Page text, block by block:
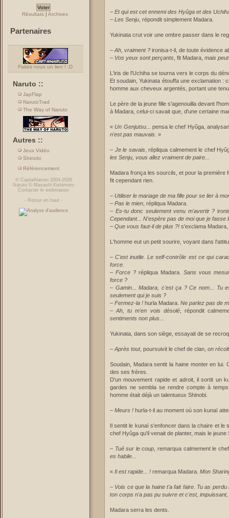
Résultats| Archives
Partenaires
Faites nous un lien ! :D
Naruto ::
JapFlap
NarutoTrad
The Way of Naruto
Autres ::
Jeux Vidéo
Shinobi
Référencement
© CaptaiNaruto2004-2026
Naruto © Masashi Kishimoto
Contacter le webmaster
- Retour en haut -
– Et qui est cet ennemi des Hyûga et des
– Les Senju , répondit simplement Madara.
Yukinata crut voir une ombre passer dans le
– Ah, vraiment ? ironisa-t-il, de toute évidence
– Vos yeux sont perçants , fit Madara, mais
L'iris de l'Uchiha se tourna vers le corps du
Et soudain, Yukinata étouffa une exclamation :
homme aux cheveux argentés, portant une
Le père de la jeune fille s'agenouilla devant
à Madara, celui-ci savait que, d'une certaine
« Un Genjutsu...
pensa le chef Hyûga,
n'est pas mauvais. »
– Je le savais , répliqua calmement le chef
les Senju, vous allez vraiment de paire...
Madara fronça les sourcils, et pour la première
fit cependant rien.
– Utiliser le mariage de ma fille pour se lier à
– Pas le mien , répliqua Madara.
– Es-tu donc seulement venu m'avertir ?
Cependant... N'espère pas de moi que je
– Que vous faut-il de plus ?! s'exclama
L'homme eut un petit sourire, voyant dans
–C'est inutile. Le self-contrôle est ce qui
force.
– Force ?répliqua Madara. Sans vous
force ?
– Gamin... Madara, c'est ça ? Ce nom... Tu
seulement qui je suis ?
– Fermez-la ! hurla Madara. Ne parlez pas de
–Ah, tu m'en vois désolé, répondit
sentiments non plus...
Yukinata, dans son siège, essayait de se
– Après tout, poursuivit le chef de clan, on
Soudain, Madara sentit la haine monter en lui.
des ses frères.
D'un mouvement rapide et adroit, il sortit un
gardes ne sembla se rendre compte à
homme était déjà un talentueux Shinobi.
– Meurs ! hurla-t-il au moment où son kunaï
Il sentit le kunaï s'enfoncer dans la chaire et le
chef Hyûga qu'il venait de planter, mais le jeune
– Tué sur le coup , remarqua calmement le
es habile...
« Il est rapide... ! remarqua Madara. Mon
– Vois ce que la haine t'a fait faire. Tu as
ton corps n'a pas pu suivre et c'est,
Madara serra les dents.